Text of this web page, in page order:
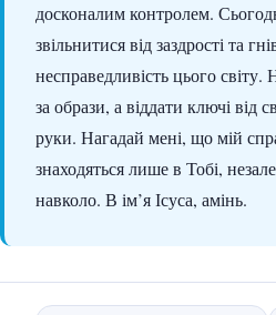
досконалим контролем.
звільнитися від заздрості та
несправедливість цього
за образи, а віддати ключі від
руки. Нагадай мені, що мій
знаходяться лише в Тобі,
навколо. В ім’я Ісуса, амінь.